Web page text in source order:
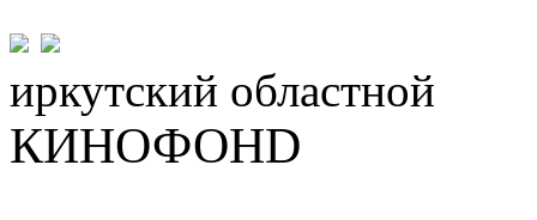
иркутский областной
КИНОФОНD